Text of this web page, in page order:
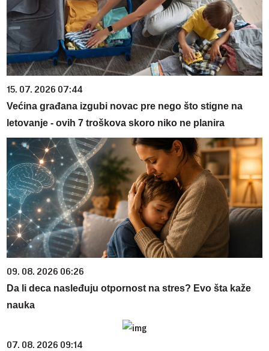
15. 07. 2026 07:44
Većina građana izgubi novac pre nego što stigne na
letovanje - ovih 7 troškova skoro niko ne planira
09. 08. 2026 06:26
Da li deca nasleđuju otpornost na stres? Evo šta kaže
nauka
07. 08. 2026 09:14